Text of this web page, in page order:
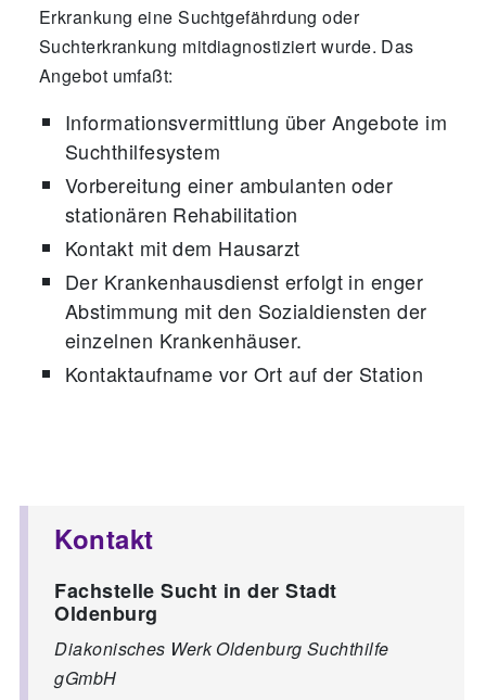
Kontakt
Fachstelle Sucht in der Stadt
Oldenburg
Diakonisches Werk Oldenburg Suchthilfe
gGmbH
Erkrankung eine Suchtgefährdung oder
Suchterkrankung mitdiagnostiziert wurde. Das
Angebot umfaßt:
Informationsvermittlung über Angebote im
Suchthilfesystem
Vorbereitung einer ambulanten oder
stationären Rehabilitation
Kontakt mit dem Hausarzt
Der Krankenhausdienst erfolgt in enger
Abstimmung mit den Sozialdiensten der
einzelnen Krankenhäuser.
Kontaktaufname vor Ort auf der Station